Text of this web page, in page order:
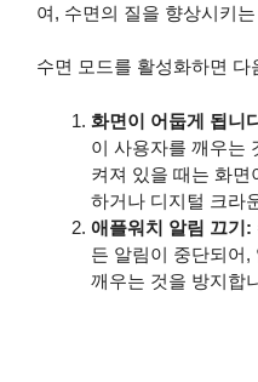
여, 수면의 질을 향상시키
수면 모드를 활성화하면
화면이 어둡게 됩니
이 사용자를 깨우는
켜져 있을 때는 화면
하거나 디지털 크라
애플워치 알림 끄기:
든 알림이 중단되어,
깨우는 것을 방지합